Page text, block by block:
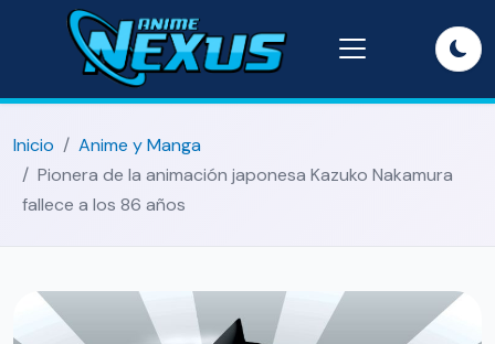
Inicio
Anime y Manga
Pionera de la animación japonesa Kazuko Nakamura
fallece a los 86 años